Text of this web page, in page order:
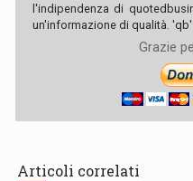
l'indipendenza di
un'informazione di qualità. 'qb'
Grazie
Articoli correlati